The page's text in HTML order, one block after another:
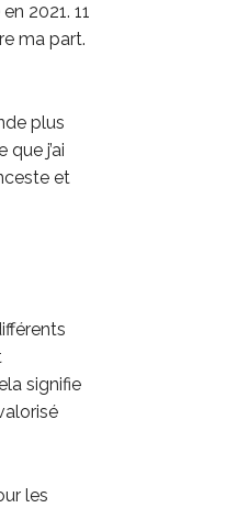
2021. 11
ma part.
plus
j’ai
et
signifie
les